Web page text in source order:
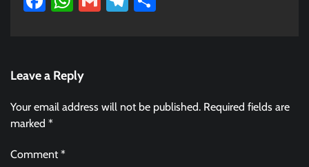
Leave a Reply
Your email address will not be published. Required fields are
marked *
Comment*